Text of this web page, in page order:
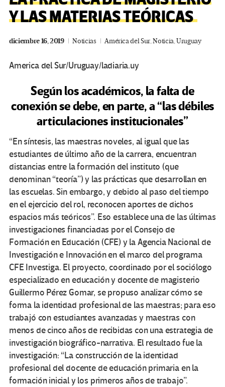
Y LAS MATERIAS TEÓRICAS
diciembre 16, 2019 Noticias América del Sur,Noticia,Uruguay
America del Sur/Uruguay/ladiaria.uy
Según los académicos, la falta de
conexión se debe, en parte, a “las débiles
articulaciones institucionales”
“En síntesis, las maestras noveles, al igual que las
estudiantes de último año de la carrera, encuentran
distancias entre la formación del instituto (que
denominan “teoría”) y las prácticas que desarrollan en
las escuelas. Sin embargo, y debido al paso del tiempo
en el ejercicio del rol, reconocen aportes de dichos
espacios más teóricos”. Eso establece una de las últimas
investigaciones financiadas por el Consejo de
Formación en Educación (CFE) y la Agencia Nacional de
Investigación e Innovación en el marco del programa
CFE Investiga. El proyecto, coordinado por el sociólogo
especializado en educación y docente de magisterio
Guillermo Pérez Gomar, se propuso analizar cómo se
forma la identidad profesional de las maestras; para eso
trabajó con estudiantes avanzadas y maestras con
menos de cinco años de recibidas con una estrategia de
investigación biográfico-narrativa. El resultado fue la
investigación: “La construcción de la identidad
profesional del docente de educación primaria en la
formación inicial y los primeros años de trabajo”.